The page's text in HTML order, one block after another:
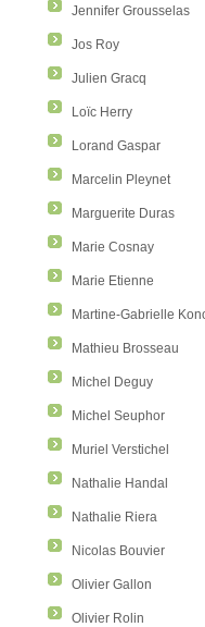
Jennifer Grousselas
Jos Roy
Julien Gracq
Loïc Herry
Lorand Gaspar
Marcelin Pleynet
Marguerite Duras
Marie Cosnay
Marie Etienne
Martine-Gabrielle
Mathieu Brosseau
Michel Deguy
Michel Seuphor
Muriel Verstichel
Nathalie Handal
Nathalie Riera
Nicolas Bouvier
Olivier Gallon
Olivier Rolin